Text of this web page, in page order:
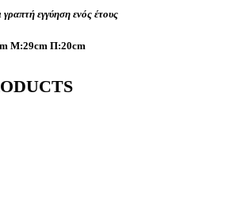
γραπτή εγγύηση ενός έτους
Μ:29cm Π:20cm